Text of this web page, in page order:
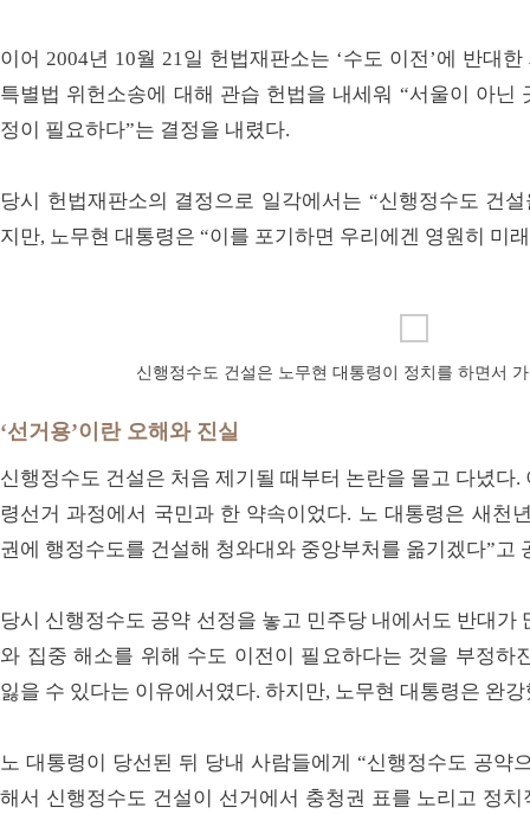
이어 2004년 10월 21일 헌법재판소는 ‘수도 이전’에 반대
특별법 위헌소송에 대해 관습 헌법을 내세워 “서울이 아닌
정이 필요하다”는 결정을 내렸다.
당시 헌법재판소의 결정으로 일각에서는 “신행정수도 건
지만, 노무현 대통령은 “이를 포기하면 우리에겐 영원히 미
신행정수도 건설은 노무현 대통령이 정치를 하면서
‘선거용’이란 오해와 진실
신행정수도 건설은 처음 제기될 때부터 논란을 몰고 다녔다
령선거 과정에서 국민과 한 약속이었다. 노 대통령은 새천
권에 행정수도를 건설해 청와대와 중앙부처를 옮기겠다”고
당시 신행정수도 공약 선정을 놓고 민주당 내에서도 반대가
와 집중 해소를 위해 수도 이전이 필요하다는 것을 부정하
잃을 수 있다는 이유에서였다. 하지만, 노무현 대통령은 완
노 대통령이 당선된 뒤 당내 사람들에게 “신행정수도 공약
해서 신행정수도 건설이 선거에서 충청권 표를 노리고 정